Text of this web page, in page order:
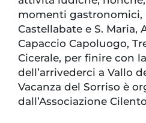
momenti gastronomici,
Castellabate e S. Maria,
Capaccio Capoluogo,
Cicerale, per finire con
dell’arrivederci a Vallo
Vacanza del Sorriso è
dall’Associazione